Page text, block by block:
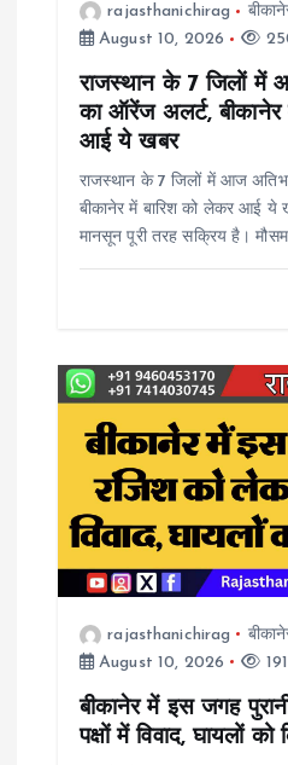
rajasthanichirag
August 10, 2026
राजस्थान के 7 जिलों में
का ऑरेंज अलर्ट, बीकानेर
आई ये खबर
राजस्थान के 7 जिलों में आज
बीकानेर में बारिश को लेकर आई ये
मानसून पूरी तरह सक्रिय है।
rajasthanichirag
August 10, 2026
बीकानेर में इस जगह
पक्षों में विवाद, घायलों को